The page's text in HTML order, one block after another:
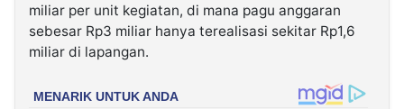
miliar per unit kegiatan, di mana pagu anggaran
sebesar Rp3 miliar hanya terealisasi sekitar Rp1,6
miliar di lapangan.